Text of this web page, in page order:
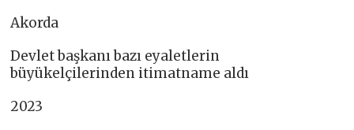
Akorda
Devlet başkanı bazı eyaletlerin
büyükelçilerinden itimatname aldı
2023